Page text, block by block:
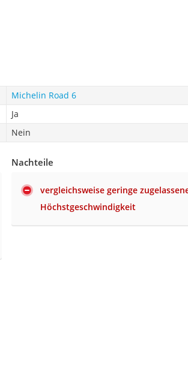
Michelin Road 6
Ja
Nein
Nachteile
vergleichsweise geringe
Höchstgeschwindigkeit